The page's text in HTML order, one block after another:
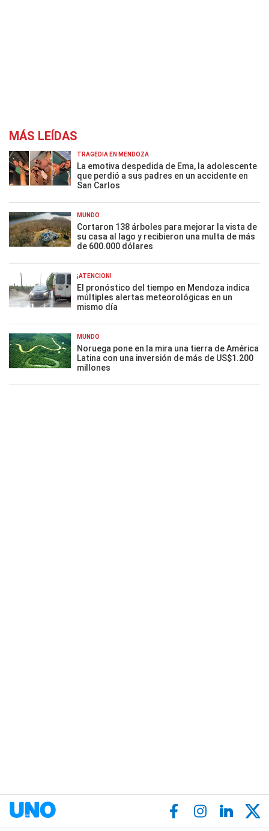
MÁS LEÍDAS
TRAGEDIA EN MENDOZA
La emotiva despedida de Ema, la adolescente
que perdió a sus padres en un accidente en
San Carlos
MUNDO
Cortaron 138 árboles para mejorar la vista de
su casa al lago y recibieron una multa de más
de 600.000 dólares
¡ATENCIÓN!
El pronóstico del tiempo en Mendoza indica
múltiples alertas meteorológicas en un
mismo día
MUNDO
Noruega pone en la mira una tierra de América
Latina con una inversión de más de US$1.200
millones